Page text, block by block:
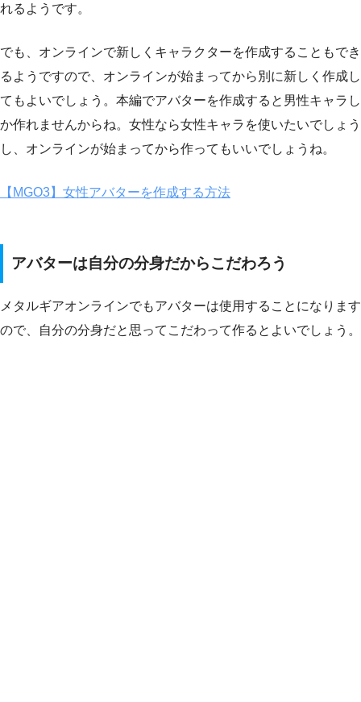
れるようです。
でも、オンラインで新しくキャラクターを作成することもでき
るようですので、オンラインが始まってから別に新しく作成し
てもよいでしょう。本編でアバターを作成すると男性キャラし
か作れませんからね。女性なら女性キャラを使いたいでしょう
し、オンラインが始まってから作ってもいいでしょうね。
【MGO3】女性アバターを作成する方法
アバターは自分の分身だからこだわろう
メタルギアオンラインでもアバターは使用することになります
ので、自分の分身だと思ってこだわって作るとよいでしょう。